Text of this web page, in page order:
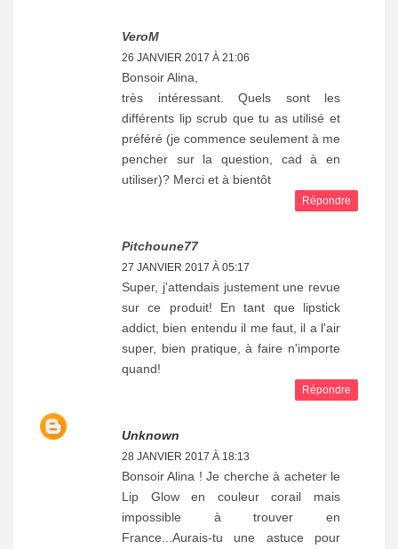
VeroM
26 JANVIER 2017 À 21:06
Bonsoir Alina,
très intéressant. Quels sont les
différents lip scrub que tu as utilisé et
préféré (je commence seulement à me
pencher sur la question, cad à en
utiliser)? Merci et à bientôt
Répondre
Pitchoune77
27 JANVIER 2017 À 05:17
Super, j'attendais justement une revue
sur ce produit! En tant que lipstick
addict, bien entendu il me faut, il a l'air
super, bien pratique, à faire n'importe
quand!
Répondre
Unknown
28 JANVIER 2017 À 18:13
Bonsoir Alina ! Je cherche à acheter le
Lip Glow en couleur corail mais
impossible à trouver en
France...Aurais-tu une astuce pour